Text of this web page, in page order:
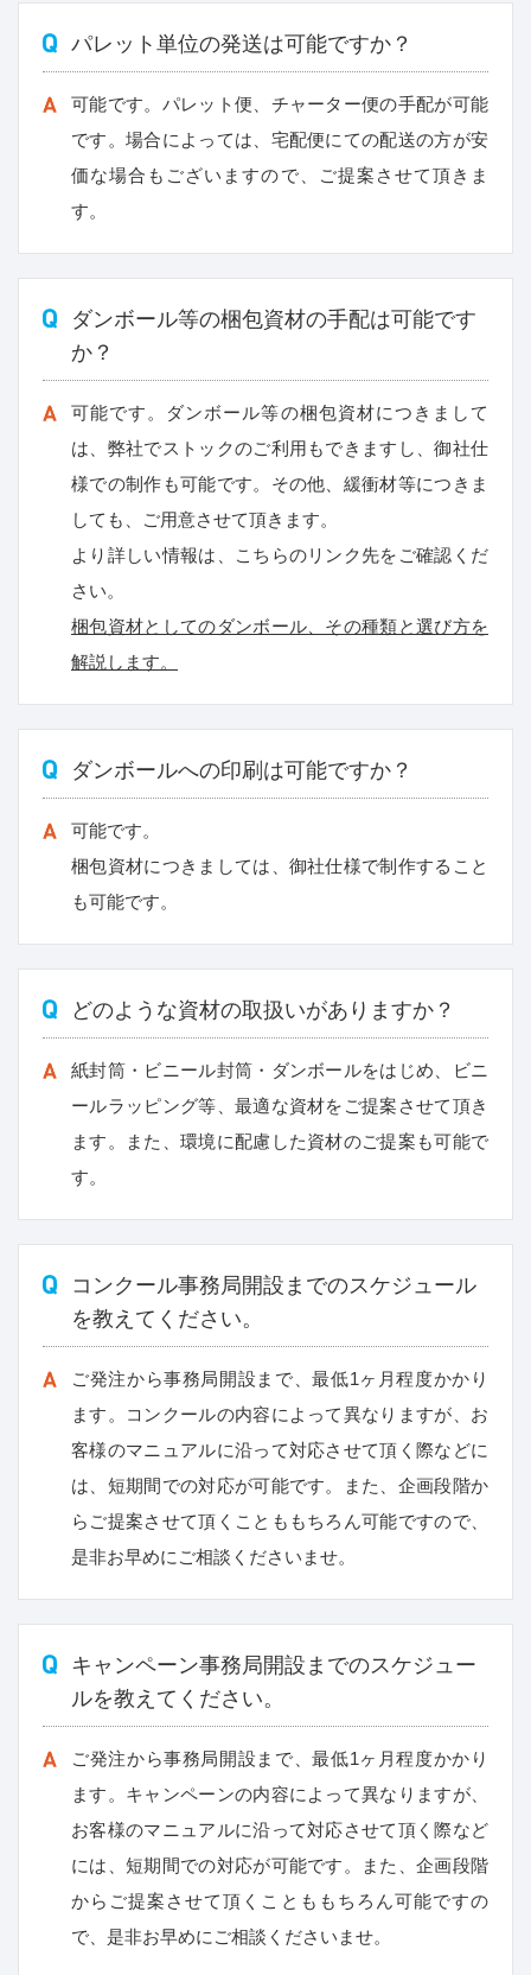
パレット単位の発送は可能ですか？
可能です。パレット便、チャーター便の手配が可能
です。場合によっては、宅配便にての配送の方が安
価な場合もございますので、ご提案させて頂きま
す。
ダンボール等の梱包資材の手配は可能です
か？
可能です。ダンボール等の梱包資材につきまして
は、弊社でストックのご利用もできますし、御社仕
様での制作も可能です。その他、緩衝材等につきま
しても、ご用意させて頂きます。
より詳しい情報は、こちらのリンク先をご確認くだ
さい。
梱包資材としてのダンボール、その種類と選び方を
解説します。
ダンボールへの印刷は可能ですか？
可能です。
梱包資材につきましては、御社仕様で制作すること
も可能です。
どのような資材の取扱いがありますか？
紙封筒・ビニール封筒・ダンボールをはじめ、ビニ
ールラッピング等、最適な資材をご提案させて頂き
ます。また、環境に配慮した資材のご提案も可能で
す。
コンクール事務局開設までのスケジュール
を教えてください。
ご発注から事務局開設まで、最低1ヶ月程度かかり
ます。コンクールの内容によって異なりますが、お
客様のマニュアルに沿って対応させて頂く際などに
は、短期間での対応が可能です。また、企画段階か
らご提案させて頂くことももちろん可能ですので、
是非お早めにご相談くださいませ。
キャンペーン事務局開設までのスケジュー
ルを教えてください。
ご発注から事務局開設まで、最低1ヶ月程度かかり
ます。キャンペーンの内容によって異なりますが、
お客様のマニュアルに沿って対応させて頂く際など
には、短期間での対応が可能です。また、企画段階
からご提案させて頂くことももちろん可能ですの
で、是非お早めにご相談くださいませ。